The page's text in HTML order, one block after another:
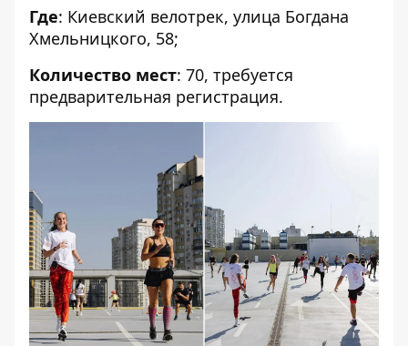
Где: Киевский велотрек, улица Богдана
Хмельницкого, 58;
Количество мест: 70, требуется
предварительная регистрация.